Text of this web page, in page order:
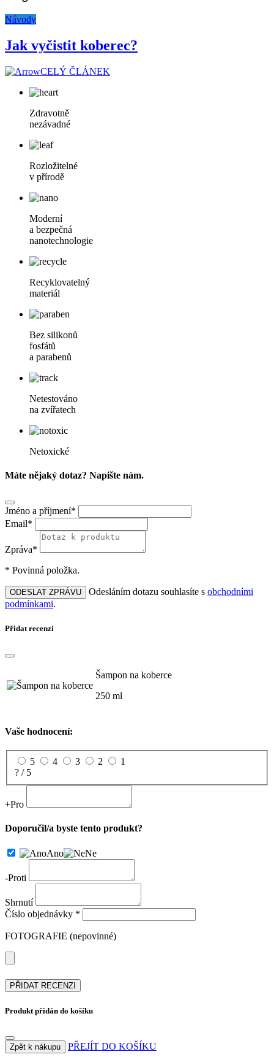
Návody
Jak vyčistit koberec?
CELÝ ČLÁNEK
Zdravotně
nezávadné
Rozložitelné
v přírodě
Moderní
a bezpečná
nanotechnologie
Recyklovatelný
materiál
Bez silikonů
fosfátů
a parabenů
Netestováno
na zvířatech
Netoxické
Máte nějaký dotaz? Napište nám.
Jméno a příjmení*
Email*
Zpráva*
* Povinná položka.
ODESLAT ZPRÁVU Odesláním dotazu souhlasíte s obchodními
podmínkami.
Přidat recenzi
Šampon na koberce
250 ml
Vaše hodnocení:
5 4 3 2
1
? / 5
+Pro
Doporučil/a byste tento produkt?
Ano Ne
-Proti
Shrnutí
Číslo objednávky *
FOTOGRAFIE (nepovinné)
PŘIDAT RECENZI
Produkt přidán do košíku
Zpět k nákupu PŘEJÍT DO KOŠÍKU